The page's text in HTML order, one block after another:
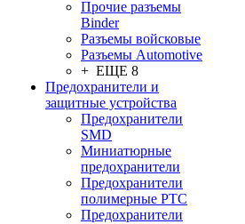
Прочие разъемы
Binder
Разъемы войсковые
Разъeмы Automotive
+ ЕЩЕ 8
Предохранители и
защитные устройства
Предохранители
SMD
Миниатюрные
предохранители
Предохранители
полимерные PTC
Предохранители